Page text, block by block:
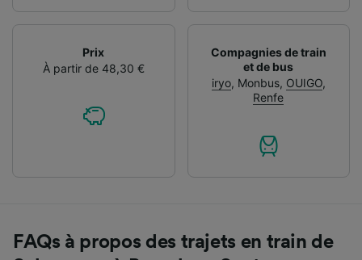
Prix
À partir de 48,30 €
Compagnies de train
et de bus
iryo, Monbus, OUIGO,
Renfe
FAQs à propos des trajets en train de